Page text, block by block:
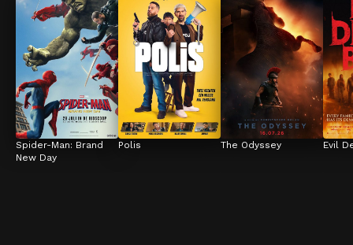
Spider-Man: Brand
New Day
Polis The Odyssey Evil